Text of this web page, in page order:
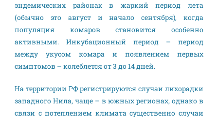
эндемических районах в жаркий период лета
(обычно это август и начало сентября), когда
популяция комаров становится особенно
активными. Инкубационный период – период
между укусом комара и появлением первых
симптомов – колеблется от 3 до 14 дней.
На территории РФ регистрируются случаи лихорадки
западного Нила, чаще – в южных регионах, однако в
связи с потеплением климата существенно случаи